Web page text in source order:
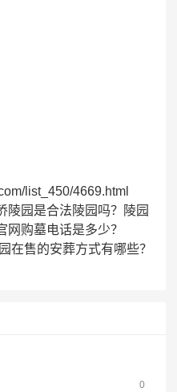
list_450/4669.html
陵园是合法陵园吗？陵园
购墓电话是多少？
在售的安葬方式有哪些？
0